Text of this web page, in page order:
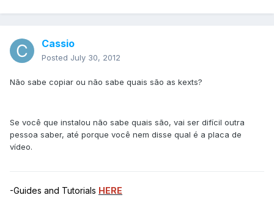
Cassio
Posted July 30, 2012
Não sabe copiar ou não sabe quais são as kexts?
Se você que instalou não sabe quais são, vai ser difícil outra
pessoa saber, até porque você nem disse qual é a placa de
vídeo.
-Guides and Tutorials HERE